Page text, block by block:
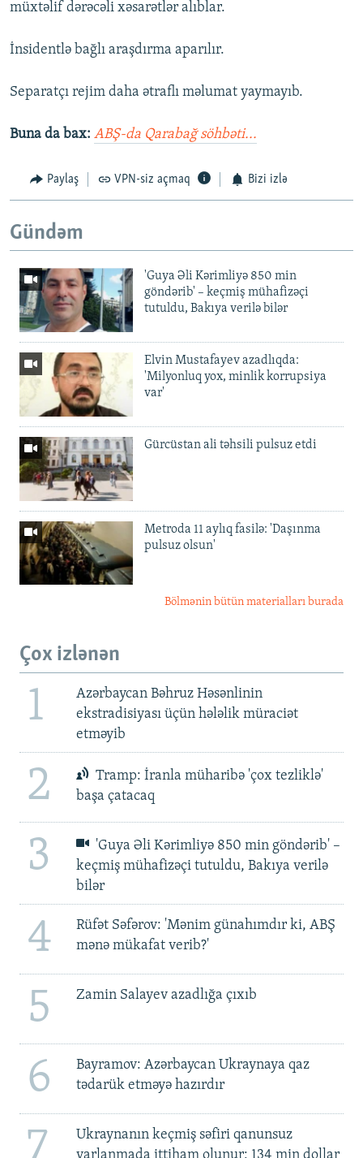
müxtəlif dərəcəli xəsarətlər alıblar.
İnsidentlə bağlı araşdırma aparılır.
Separatçı rejim daha ətraflı məlumat yaymayıb.
Buna da bax: ABŞ-da Qarabağ söhbəti...
Paylaş VPN-siz açmaq Bizi izlə
Gündəm
'Guya Əli Kərimliyə 850 min
göndərib' – keçmiş mühafizəçi
tutuldu, Bakıya verilə bilər
Elvin Mustafayev azadlıqda:
'Milyonluq yox, minlik korrupsiya
var'
Gürcüstan ali təhsili pulsuz etdi
Metroda 11 aylıq fasilə: 'Daşınma
pulsuz olsun'
Bölmənin bütün materialları burada
Çox izlənən
1
Azərbaycan Bəhruz Həsənlinin
ekstradisiyası üçün hələlik müraciət
etməyib
2
Tramp: İranla müharibə 'çox tezliklə'
başa çatacaq
3
'Guya Əli Kərimliyə 850 min göndərib' –
keçmiş mühafizəçi tutuldu, Bakıya verilə
bilər
4
Rüfət Səfərov: 'Mənim günahımdır ki, ABŞ
mənə mükafat verib?'
5 Zamin Salayev azadlığa çıxıb
6
Bayramov: Azərbaycan Ukraynaya qaz
tədarük etməyə hazırdır
7
Ukraynanın keçmiş səfiri qanunsuz